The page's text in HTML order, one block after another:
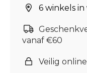
6 winkels in
vanaf €60
Veilig